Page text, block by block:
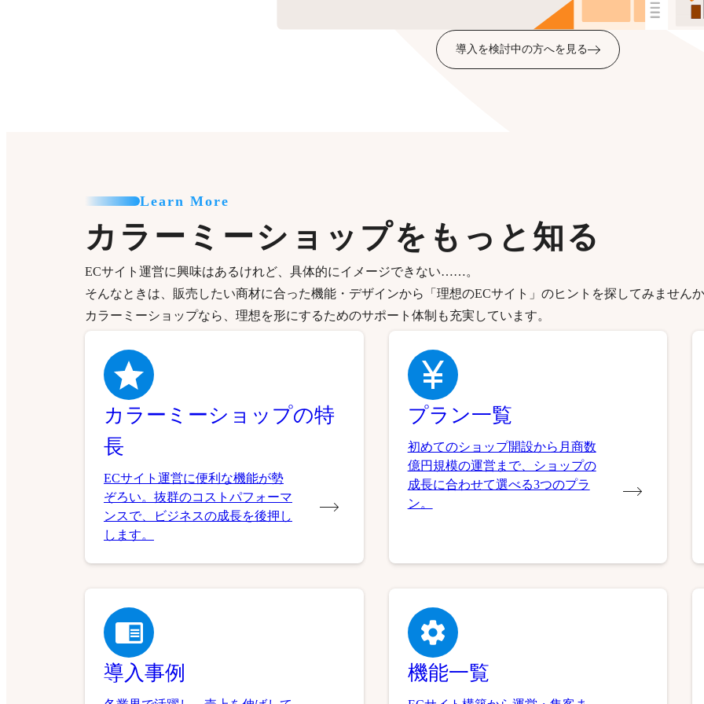
導入を検討中の方へを見る
Learn More
カラーミーショップをもっと知る
ECサイト運営に興味はあるけれど、具体的にイメージできない……。
そんなときは、販売したい商材に合った機能・デザインから「理想のECサイト」のヒントを探してみません
カラーミーショップなら、理想を形にするためのサポート体制も充実しています。
カラーミーショップの特
長
ECサイト運営に便利な機能が勢
ぞろい。抜群のコストパフォーマ
ンスで、ビジネスの成長を後押し
します。
プラン一覧
初めてのショップ開設から月商数
億円規模の運営まで、ショップの
成長に合わせて選べる3つのプラ
ン。
導入事例 機能一覧